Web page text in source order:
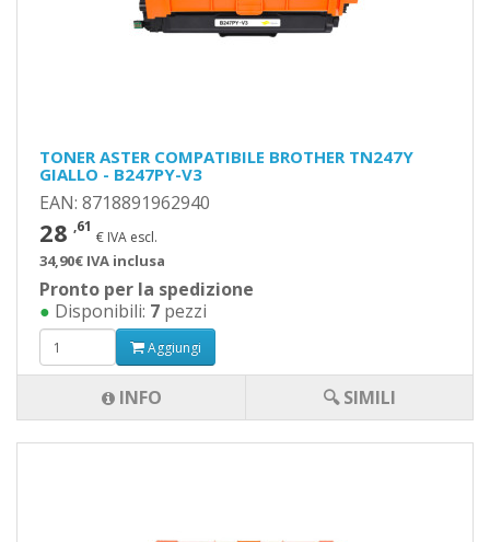
TONER ASTER COMPATIBILE BROTHER TN247Y
GIALLO - B247PY-V3
EAN: 8718891962940
28 ,61
€ IVA escl.
34,90€ IVA inclusa
Pronto per la spedizione
● Disponibili: 7 pezzi
Aggiungi
INFO 🔍 SIMILI